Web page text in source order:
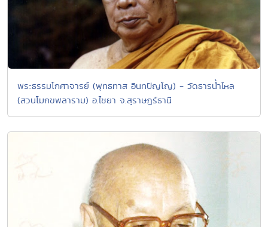
พระธรรมโกศาจารย์ (พุทธทาส อินทปัญโญ) - วัดธารน้ำไหล
(สวนโมกขพลาราม) อ.ไชยา จ.สุราษฎร์ธานี